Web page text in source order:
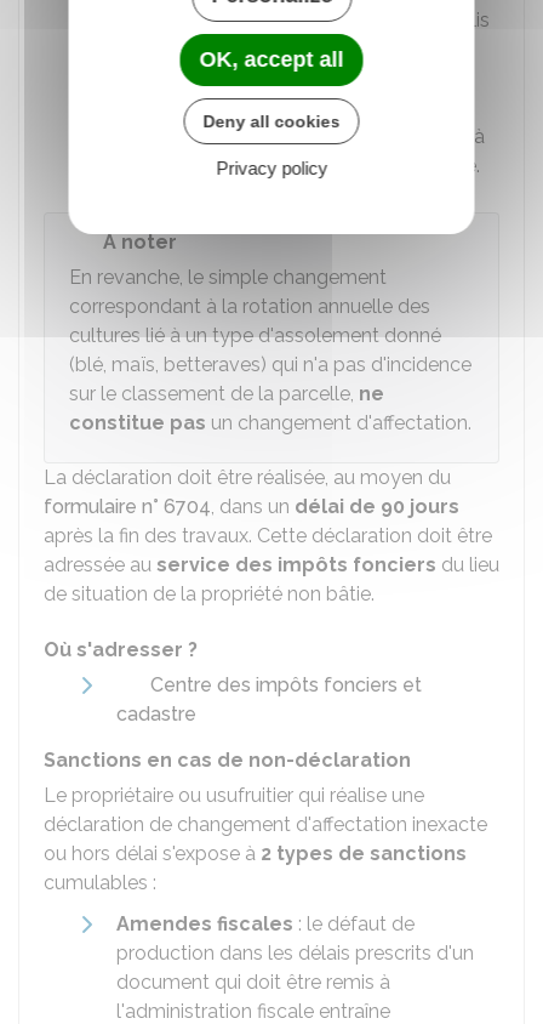
sous-groupe (ex : enrésinement d'un taillis
simple ayant pour conséquence le
reclassement de la parcelle de " taillis
simple " en " futaie résineuse "). Tous les
changements de nature de culture sont à
déclarer, indépendamment de leur durée.
À noter
En revanche, le simple changement
correspondant à la rotation annuelle des
cultures lié à un type d'assolement donné
(blé, maïs, betteraves) qui n'a pas d'incidence
sur le classement de la parcelle, ne
constitue pas un changement d'affectation.
La déclaration doit être réalisée, au moyen du
formulaire n° 6704, dans un délai de 90 jours
après la fin des travaux. Cette déclaration doit être
adressée au service des impôts fonciers du lieu
de situation de la propriété non bâtie.
Où s'adresser ?
Centre des impôts fonciers et
cadastre
Sanctions en cas de non-déclaration
Le propriétaire ou usufruitier qui réalise une
déclaration de changement d'affectation inexacte
ou hors délai s'expose à 2 types de sanctions
cumulables :
Amendes fiscales : le défaut de
production dans les délais prescrits d'un
document qui doit être remis à
l'administration fiscale entraîne
OK, accept all
Deny all cookies
Privacy policy